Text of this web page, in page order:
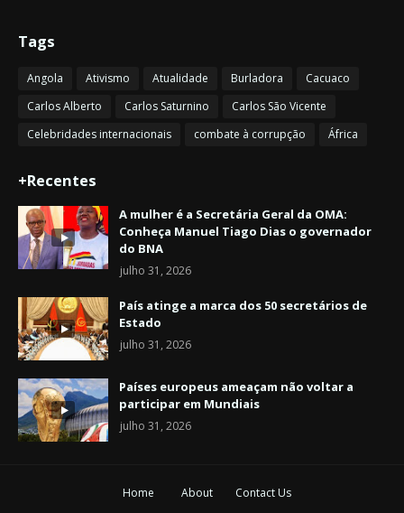
Tags
Angola Ativismo Atualidade Burladora
Cacuaco
Carlos Alberto
Carlos Saturnino
Carlos São Vicente
Celebridades internacionais
combate à corrupção África
+Recentes
A mulher é a Secretária Geral da OMA:
Conheça Manuel Tiago Dias o governador
do BNA
julho 31, 2026
País atinge a marca dos 50 secretários de
Estado
julho 31, 2026
Países europeus ameaçam não voltar a
participar em Mundiais
julho 31, 2026
Home About Contact Us